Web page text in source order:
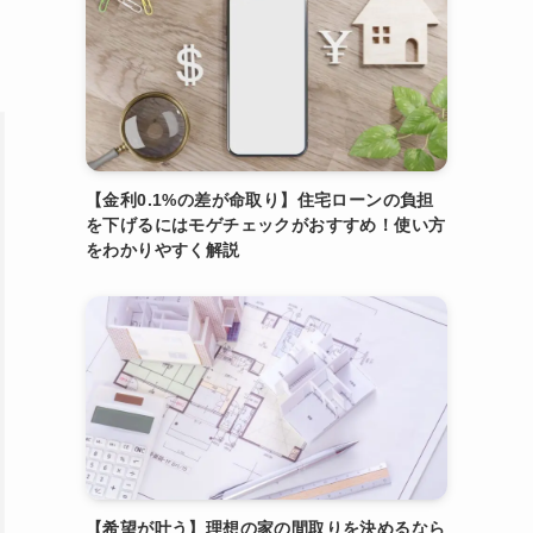
【金利0.1%の差が命取り】住宅ローンの負担
を下げるにはモゲチェックがおすすめ！使い方
をわかりやすく解説
【希望が叶う】理想の家の間取りを決めるなら